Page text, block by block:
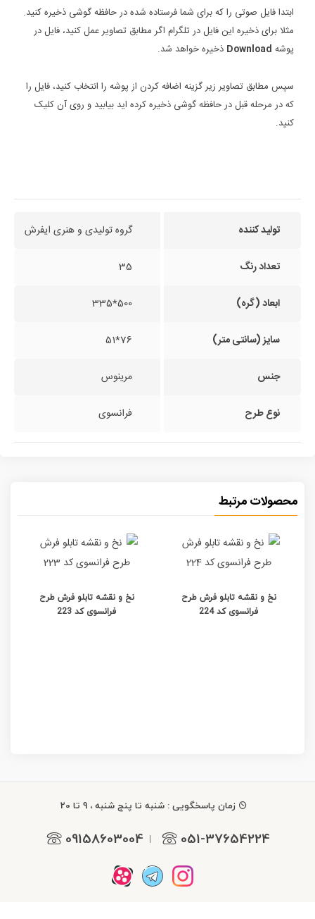
ابتدا فایل صوتی را که برای شما فرستاده شده در حافظه گوشی ذخیره کنید.
مثلا برای ذخیره این فایل در تلگرام اگر مطابق تصاویر عمل کنید، فایل در
پوشه Download ذخیره خواهد شد.
سپس مطابق تصاویر زیر گزینه اضافه کردن از پوشه را انتخاب کنید، فایل را
که در مرحله قبل در حافظه گوشی ذخیره کرده اید بیابید و روی آن کلیک
کنید.
تولید کننده گروه تولیدی و هنری ایفرش
تعداد رنگ 35
ابعاد (گره) 500*335
سایز (سانتی متر) 76*51
جنس مرینوس
نوع طرح فرانسوی
محصولات مرتبط
نخ و نقشه تابلو فرش طرح
فرانسوی کد 224
نخ و نقشه تابلو فرش طرح
فرانسوی کد 223
زمان پاسخگویی : شنبه تا پنج شنبه ، 9 تا 20
051-37654224
|
09158603004